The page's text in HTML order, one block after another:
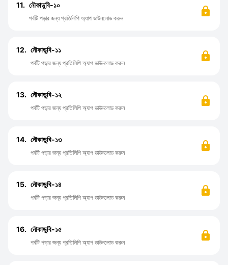
11. নৌকাডুবি-১০
পর্বটি পড়ার জন্য প্রতিলিপি অ্যাপ ডাউনলোড করুন
12. নৌকাডুবি-১১
পর্বটি পড়ার জন্য প্রতিলিপি অ্যাপ ডাউনলোড করুন
13. নৌকাডুবি-১২
পর্বটি পড়ার জন্য প্রতিলিপি অ্যাপ ডাউনলোড করুন
14. নৌকাডুবি-১৩
পর্বটি পড়ার জন্য প্রতিলিপি অ্যাপ ডাউনলোড করুন
15. নৌকাডুবি-১৪
পর্বটি পড়ার জন্য প্রতিলিপি অ্যাপ ডাউনলোড করুন
16. নৌকাডুবি-১৫
পর্বটি পড়ার জন্য প্রতিলিপি অ্যাপ ডাউনলোড করুন